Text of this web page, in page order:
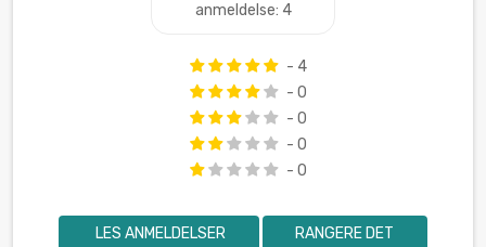
anmeldelse: 4
- 4
- 0
- 0
- 0
- 0
LES ANMELDELSER RANGERE DET